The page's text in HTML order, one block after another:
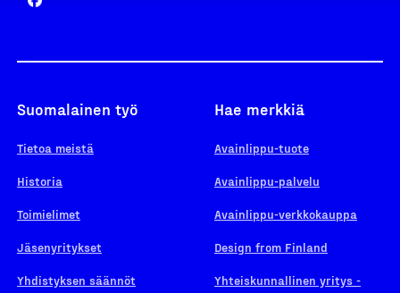
Suomalainen työ
Tietoa meistä
Historia
Toimielimet
Jäsenyritykset
Yhdistyksen säännöt
Hae merkkiä
Avainlippu-tuote
Avainlippu-palvelu
Avainlippu-verkkokauppa
Design from Finland
Yhteiskunnallinen yritys -